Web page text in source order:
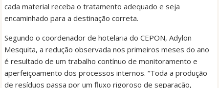
cada material receba o tratamento adequado e seja
encaminhado para a destinação correta.
Segundo o coordenador de hotelaria do CEPON, Adylon
Mesquita, a redução observada nos primeiros meses do ano
é resultado de um trabalho contínuo de monitoramento e
aperfeiçoamento dos processos internos. “Toda a produção
de resíduos passa por um fluxo rigoroso de separação,